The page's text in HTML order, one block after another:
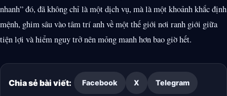
nhanh” đó, đã không chỉ là một dịch vụ, mà là một khoảnh khắc định
mệnh, ghim sâu vào tâm trí anh về một thế giới nơi ranh giới giữa
tiện lợi và hiểm nguy trở nên mỏng manh hơn bao giờ hết.
Chia sẻ bài viết: Facebook X Telegram